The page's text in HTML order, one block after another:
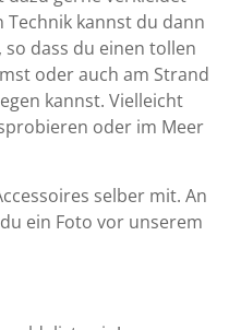
kannst du dann
dass du einen tollen
oder auch am Strand
kannst. Vielleicht
oder im Meer
selber mit. An
ein Foto vor unserem